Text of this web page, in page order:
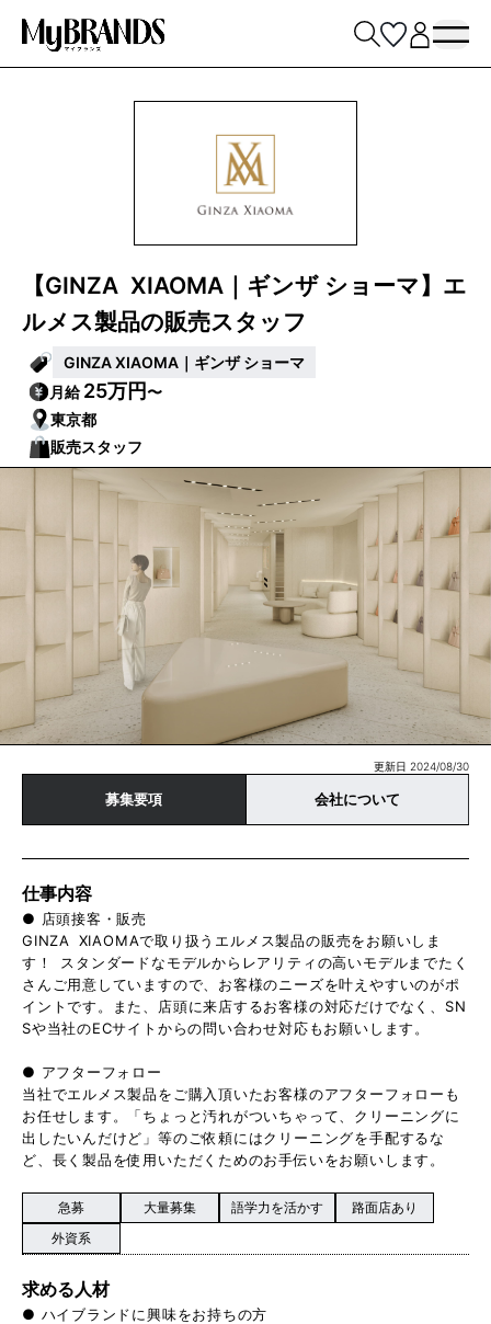
【GINZA XIAOMA｜ギンザ ショーマ】エ
ルメス製品の販売スタッフ
GINZA XIAOMA｜ギンザ ショーマ
月給25万円〜
東京都
販売スタッフ
更新日 2024/08/30
募集要項 会社について
仕事内容
● 店頭接客・販売
GINZA XIAOMAで取り扱うエルメス製品の販売をお願いしま
す！ スタンダードなモデルからレアリティの高いモデルまでたく
さんご用意していますので、お客様のニーズを叶えやすいのがポ
イントです。また、店頭に来店するお客様の対応だけでなく、SN
Sや当社のECサイトからの問い合わせ対応もお願いします。
● アフターフォロー
当社でエルメス製品をご購入頂いたお客様のアフターフォローも
お任せします。「ちょっと汚れがついちゃって、クリーニングに
出したいんだけど」等のご依頼にはクリーニングを手配するな
ど、長く製品を使用いただくためのお手伝いをお願いします。
急募 大量募集 語学力を活かす
路面店あり
外資系
求める人材
● ハイブランドに興味をお持ちの方